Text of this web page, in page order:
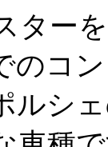
ター
のコ
ルシ